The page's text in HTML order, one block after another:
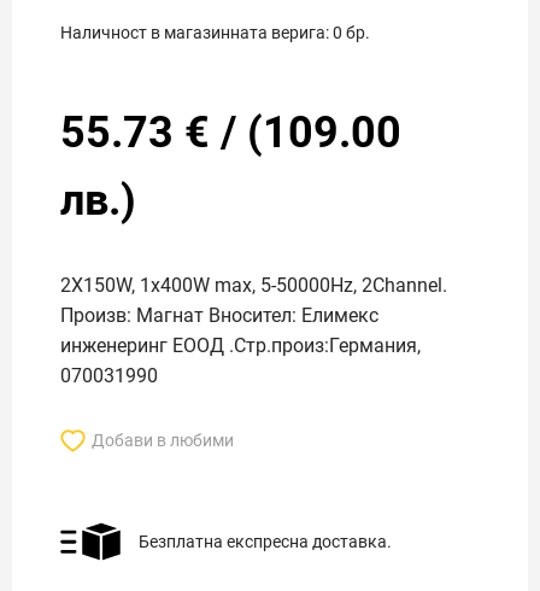
Наличност в магазинната верига:0 бр.
55.73 € / (109.00
лв.)
2X150W, 1x400W max, 5-50000Hz, 2Channel.
Произв: Магнат Вносител: Елимекс
инженеринг ЕООД .Стр.произ:Германия,
070031990
Добави в любими
Безплатна експресна доставка.